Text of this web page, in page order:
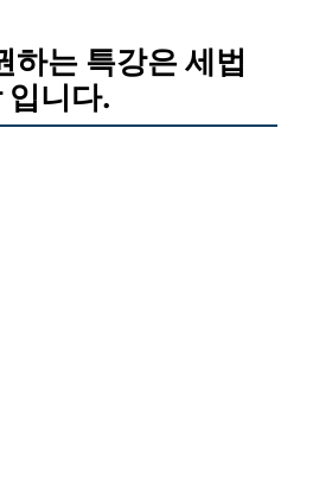
하는 특강은 세법
입니다.